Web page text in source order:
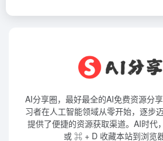
AI分享圈，最好最全的AI免费资源分
习者在人工智能领域从零开始，逐步
提供了便捷的资源获取渠道。AI时代
或 ⌘ + D 收藏本站到浏览